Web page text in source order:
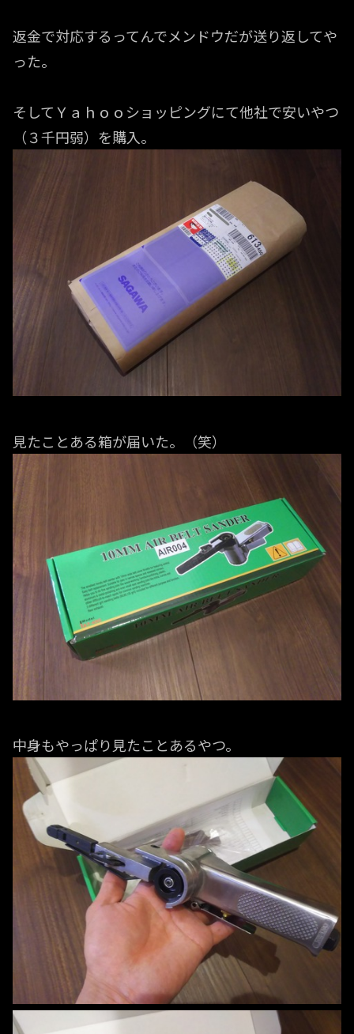
返金で対応するってんでメンドウだが送り返してや
った。
そしてＹａｈｏｏショッピングにて他社で安いやつ
（３千円弱）を購入。
見たことある箱が届いた。（笑）
中身もやっぱり見たことあるやつ。